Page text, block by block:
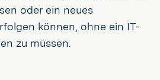
oder ein neues
können, ohne ein IT-
zu müssen.